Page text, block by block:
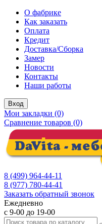
О фабрике
Как заказать
Оплата
Кредит
Доставка/Сборка
Замер
Новости
Контакты
Наши работы
Вход
Мои закладки (0)
Сравнение товаров (0)
8 (499) 964-44-11
8 (977) 780-44-41
Заказать обратный звонок
Ежедневно
с 9-00 до 19-00